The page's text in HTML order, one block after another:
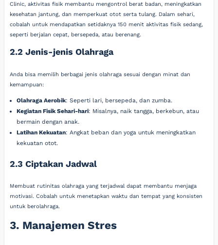
Clinic, aktivitas fisik membantu mengontrol berat badan, meningkatkan
kesehatan jantung, dan memperkuat otot serta tulang. Dalam sehari,
cobalah untuk mendapatkan setidaknya 150 menit aktivitas fisik sedang,
seperti berjalan cepat, bersepeda, atau berenang.
2.2 Jenis-jenis Olahraga
Anda bisa memilih berbagai jenis olahraga sesuai dengan minat dan
kemampuan:
Olahraga Aerobik: Seperti lari, bersepeda, dan zumba.
Kegiatan Fisik Sehari-hari: Misalnya, naik tangga, berkebun, atau
bermain dengan anak.
Latihan Kekuatan: Angkat beban dan yoga untuk meningkatkan
kekuatan otot.
2.3 Ciptakan Jadwal
Membuat rutinitas olahraga yang terjadwal dapat membantu menjaga
motivasi. Cobalah untuk menetapkan waktu dan tempat yang konsisten
untuk berolahraga.
3. Manajemen Stres